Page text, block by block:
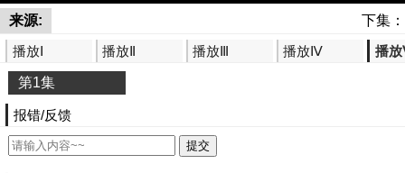
来源:
下集：
播放Ⅰ
播放Ⅱ 播放Ⅲ 播放Ⅳ 播
第1集
报错/反馈